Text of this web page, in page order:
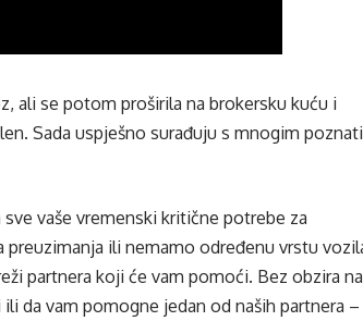
ali se potom proširila na brokersku kuću i
Sada uspješno surađuju s mnogim
vaše vremenski kritične potrebe za
ili nemamo određenu vrstu
partnera koji će vam pomoći. Bez obzira na
da vam pomogne jedan od naših partnera –